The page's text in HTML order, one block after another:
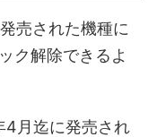
売された機種に
ク解除できるよ
4月迄に発売され